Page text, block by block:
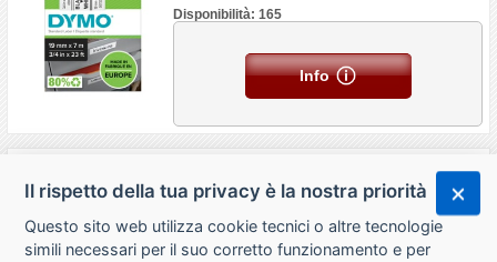
Disponibilità: 165
Info
Nastro D1 standard 458080 - 19 mm x 7 mt - PL -
nero/giallo - Dymo
Disponibilità: 107
Il rispetto della tua privacy è la nostra priorità
Questo sito web utilizza cookie tecnici o altre tecnologie
simili necessari per il suo corretto funzionamento e per